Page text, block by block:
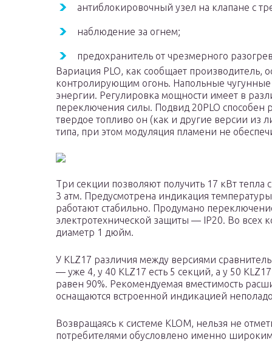
антиблокировочный узел на клапане с
наблюдение за огнем;
предохранитель от чрезмерного
Вариация PLO, как сообщает производитель,
контролирующим огонь. Напольные чугунные
энергии. Регулировка мощности имеет в
переключения силы. Подвид 20PLO способен
твердое топливо он (как и другие версии из
типа, при этом модуляция пламени не
Три секции позволяют получить 17 кВт
3 атм. Предусмотрена индикация
работают стабильно. Продумано
электротехнической защиты — IP20. Во всех
диаметр 1 дюйм.
У KLZ17 различия между версиями
— уже 4, у 40 KLZ17 есть 5 секций, а у 50
равен 90%. Рекомендуемая вместимость
оснащаются встроенной индикацией
Возвращаясь к системе KLOM, нельзя не
потребителями обусловлено именно